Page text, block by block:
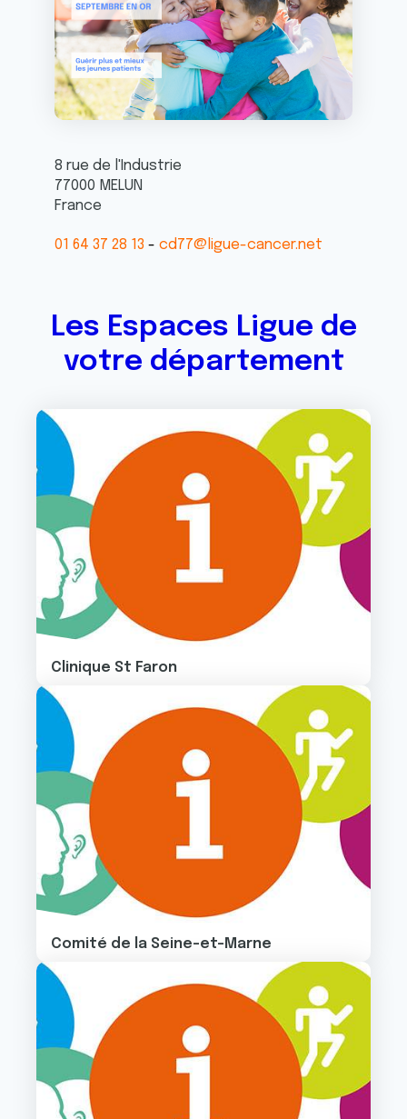
8 rue de l'Industrie
77000 MELUN
France
01 64 37 28 13 cd77@ligue-cancer.net
Les Espaces Ligue de
votre département
Image
Clinique St Faron
Image
Comité de la Seine-et-Marne
Image